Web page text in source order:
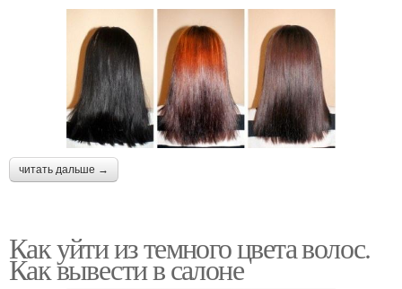
читать дальше →
Как уйти из темного цвета волос.
Как вывести в салоне